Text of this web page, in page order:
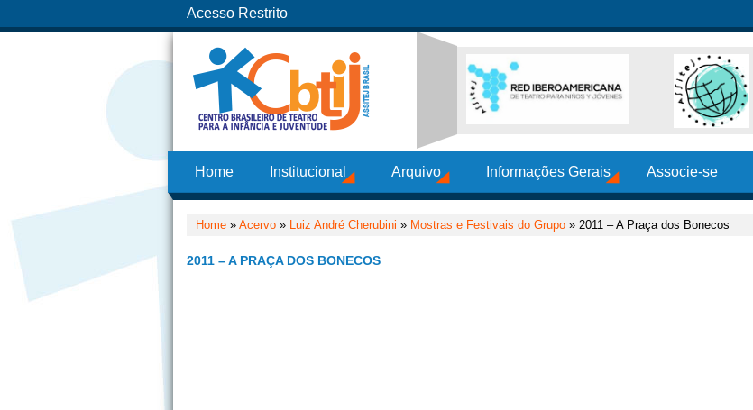
Acesso Restrito
Home Institucional Arquivo Informações Gerais Associe-se
Home » Acervo » Luiz André Cherubini » Mostras e Festivais do Grupo » 2011 – A Praça dos Bonecos
2011 – A PRAÇA DOS BONECOS